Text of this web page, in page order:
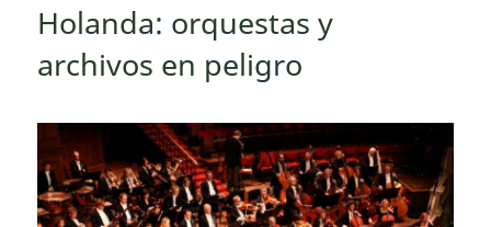
Holanda: orquestas y
archivos en peligro